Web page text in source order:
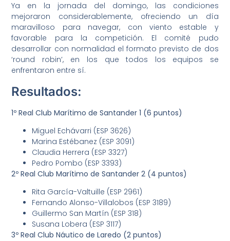
Ya en la jornada del domingo, las condiciones
mejoraron considerablemente, ofreciendo un día
maravilloso para navegar, con viento estable y
favorable para la competición. El comité pudo
desarrollar con normalidad el formato previsto de dos
‘round robin’, en los que todos los equipos se
enfrentaron entre sí.
Resultados:
1º Real Club Marítimo de Santander 1 (6 puntos)
Miguel Echávarri (ESP 3626)
Marina Estébanez (ESP 3091)
Claudia Herrera (ESP 3327)
Pedro Pombo (ESP 3393)
2º Real Club Marítimo de Santander 2 (4 puntos)
Rita García-Valtuille (ESP 2961)
Fernando Alonso-Villalobos (ESP 3189)
Guillermo San Martín (ESP 318)
Susana Lobera (ESP 3117)
3º Real Club Náutico de Laredo (2 puntos)